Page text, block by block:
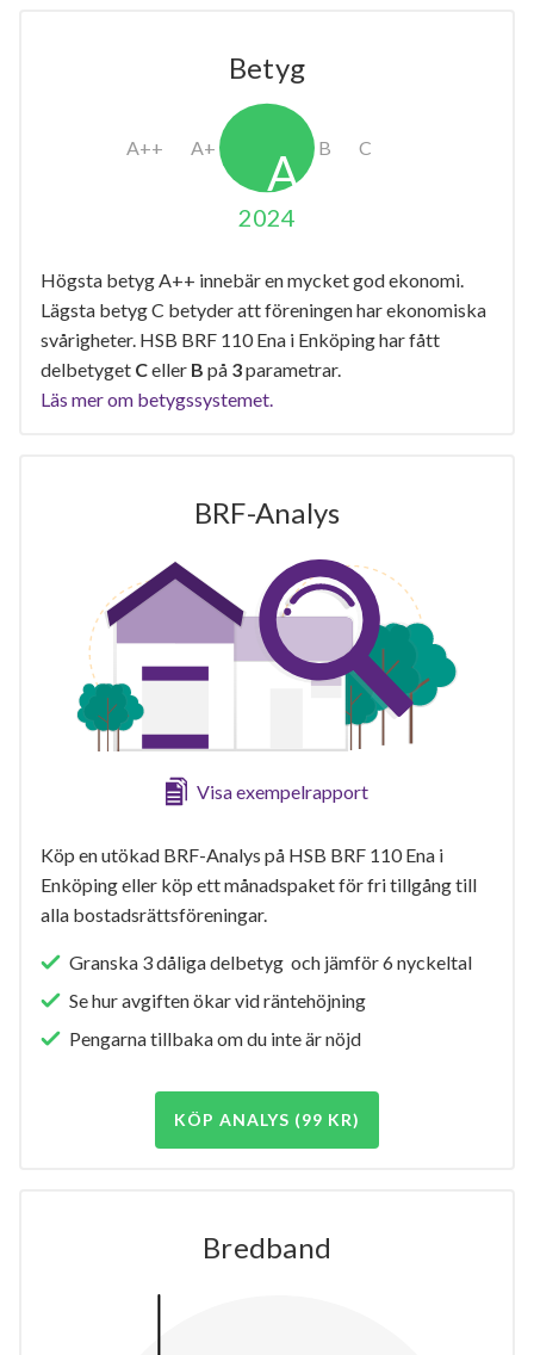
Betyg
2024
Högsta betyg A++ innebär en mycket god ekonomi.
Lägsta betyg C betyder att föreningen har ekonomiska
svårigheter. HSB BRF 110 Ena i Enköping har fått
delbetyget Celler B på 3parametrar.
Läs mer om betygssystemet.
BRF-Analys
Visa exempelrapport
Köp en utökad BRF-Analys på HSB BRF 110 Ena i
Enköping eller köp ett månadspaket för fri tillgång till
alla bostadsrättsföreningar.
Granska 3 dåliga delbetyg och jämför 6 nyckeltal
Se hur avgiften ökar vid räntehöjning
Pengarna tillbaka om du inte är nöjd
KÖP ANALYS (99 KR)
Bredband